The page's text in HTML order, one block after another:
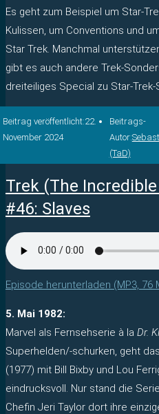
Es geht zum Beispiel um Star-
Kulissen, um Conventions und
Star Trek. Manchmal
gibt es auch andere Trek-
dreiteiliges Special zu Star-
Beitrag veröffentlicht:22.
November 2024
Beitrags-
Autor:
(TaD)
Trek (The
#46: Slaves
Episode herunterladen (MP3, 76
5. Mai 1982:
Marvel als Fernsehserie à la Dr.
Superhelden/-schurken, geht
(1977) mit Bill Bixby und Lou
eindrucksvoll. Nur stand die
Chefin Jeri Taylor dort ihre